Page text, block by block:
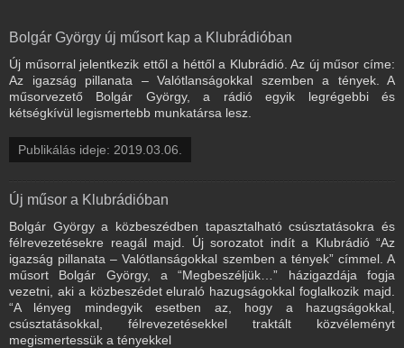
Bolgár György új műsort kap a Klubrádióban
Új műsorral jelentkezik ettől a héttől a Klubrádió. Az új műsor címe:
Az igazság pillanata – Valótlanságokkal szemben a tények. A
műsorvezető Bolgár György, a rádió egyik legrégebbi és
kétségkívül legismertebb munkatársa lesz.
Publikálás ideje: 2019.03.06.
Új műsor a Klubrádióban
Bolgár György a közbeszédben tapasztalható csúsztatásokra és
félrevezetésekre reagál majd. Új sorozatot indít a Klubrádió “Az
igazság pillanata – Valótlanságokkal szemben a tények” címmel. A
műsort Bolgár György, a “Megbeszéljük…” házigazdája fogja
vezetni, aki a közbeszédet eluraló hazugságokkal foglalkozik majd.
“A lényeg mindegyik esetben az, hogy a hazugságokkal,
csúsztatásokkal, félrevezetésekkel traktált közvéleményt
megismertessük a tényekkel